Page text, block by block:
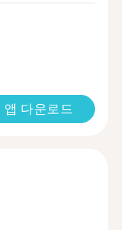
앱 다운로드